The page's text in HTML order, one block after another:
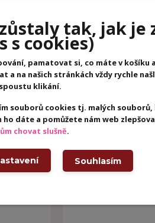
tak, jak je
s cookies)
pamatovat si, co máte v košíku
a na našich stránkách vždy rychle
klikání.
souborů cookies tj. malých
dáte a pomůžete nám web
chovat slušně.
Souhlasím